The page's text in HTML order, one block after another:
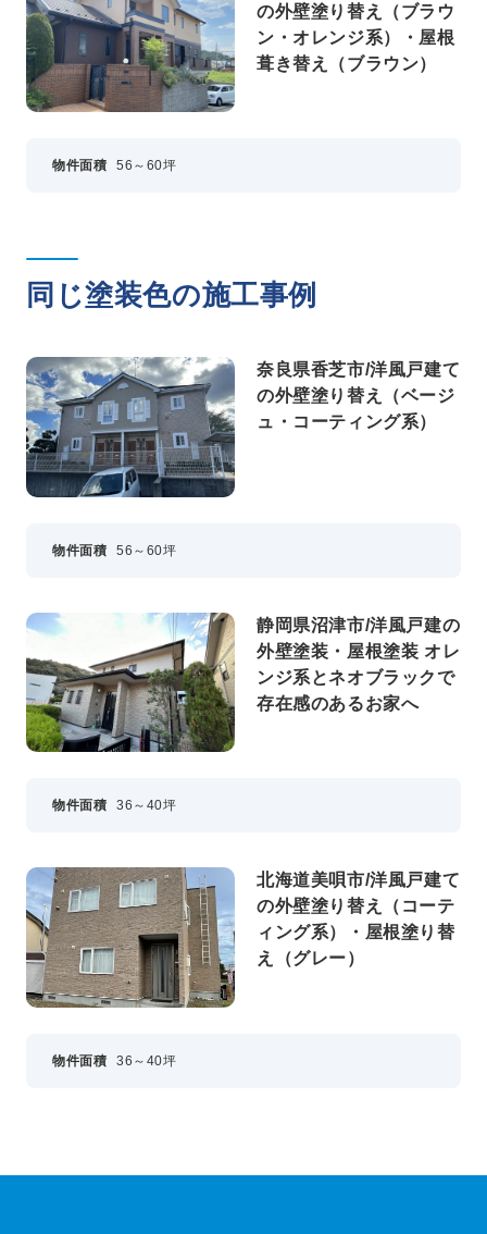
の外壁塗り替え（ブラウ
ン・オレンジ系）・屋根
葺き替え（ブラウン）
物件面積 56～60坪
同じ塗装色の施工事例
奈良県香芝市/洋風戸建て
の外壁塗り替え（ベージ
ュ・コーティング系）
物件面積 56～60坪
静岡県沼津市/洋風戸建の
外壁塗装・屋根塗装 オレ
ンジ系とネオブラックで
存在感のあるお家へ
物件面積 36～40坪
北海道美唄市/洋風戸建て
の外壁塗り替え（コーテ
ィング系）・屋根塗り替
え（グレー）
物件面積 36～40坪